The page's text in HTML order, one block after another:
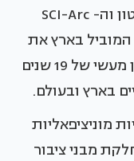
יפתח הררי אדריכל בוגר ה BAC בוסטון וה- SCI-Arc
בארץ את
תחום הייעוץ בבנייה ירוקה. עם ניסיון מעשי של 19 שנים
בארץ ובעולם.
מוניציפאליות
מבני ציבור